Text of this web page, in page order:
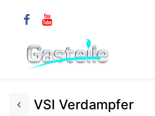
VSI Verdampfer